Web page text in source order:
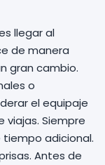
llegar al
de manera
gran cambio.
o
el equipaje
viajas. Siempre
adicional.
Antes de